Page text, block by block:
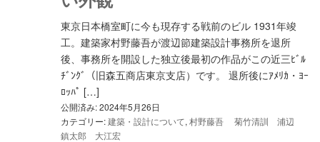
東京日本橋室町に今も現存する戦前のビル 1931年竣
工。建築家村野藤吾が渡辺節建築設計事務所を退所
後、事務所を開設した独立後最初の作品がこの近三ﾋﾞﾙ
ﾁﾞﾝｸﾞ（旧森五商店東京支店）です。 退所後にｱﾒﾘｶ・ﾖｰ
ﾛｯﾊﾟ […]
公開済み: 2024年5月26日
カテゴリー:建築・設計について, 村野藤吾 菊竹清訓 浦辺
鎮太郎 大江宏